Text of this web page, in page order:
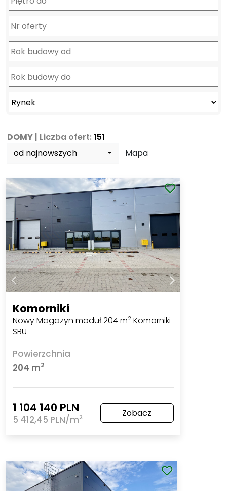
DOMY | Liczba ofert:151
od najnowszych
Mapa
Komorniki
Nowy Magazyn moduł 204 m2 Komorniki
SBU
Powierzchnia
204 m2
1 104 140 PLN
5 412,45 PLN/m2 Zobacz